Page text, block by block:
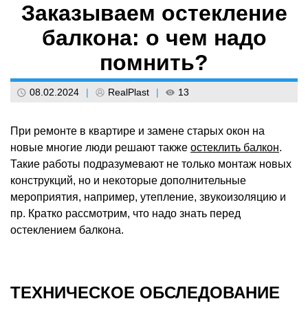
Заказываем остекление
балкона: о чем надо
помнить?
08.02.2024 | RealPlast | 13
При ремонте в квартире и замене старых окон на
новые многие люди решают также остеклить балкон.
Такие работы подразумевают не только монтаж новых
конструкций, но и некоторые дополнительные
мероприятия, например, утепление, звукоизоляцию и
пр. Кратко рассмотрим, что надо знать перед
остеклением балкона.
ТЕХНИЧЕСКОЕ ОБСЛЕДОВАНИЕ